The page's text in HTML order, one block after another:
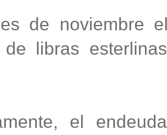
de noviembre
de libras
el